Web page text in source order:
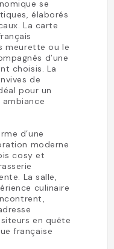
se
élaborés
La carte
meurette ou le
d’une
choisis. La
de
pour un
d’une
moderne
cosy et
La salle,
culinaire
en quête
française